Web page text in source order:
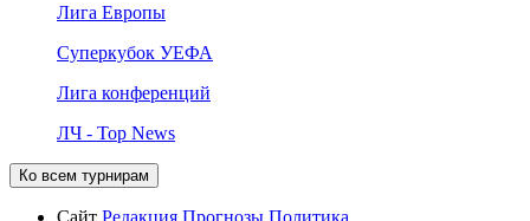
Лига Европы
Суперкубок УЕФА
Лига конференций
ЛЧ - Top News
Ко всем турнирам
Сайт Редакция Прогнозы Политика